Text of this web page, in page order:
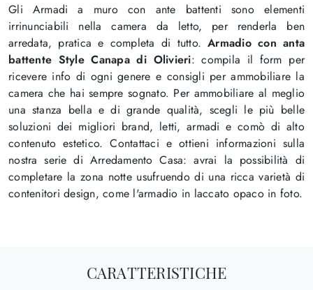
Gli Armadi a muro con ante battenti sono elementi
irrinunciabili nella camera da letto, per renderla ben
arredata, pratica e completa di tutto.Armadio con anta
battente Style Canapa di Olivieri: compila il form per
ricevere info di ogni genere e consigli per ammobiliare la
camera che hai sempre sognato. Per ammobiliare al meglio
una stanza bella e di grande qualità, scegli le più belle
soluzioni dei migliori brand, letti, armadi e comò di alto
contenuto estetico. Contattaci e ottieni informazioni sulla
nostra serie di Arredamento Casa: avrai la possibilità di
completare la zona notte usufruendo di una ricca varietà di
contenitori design, come l'armadio in laccato opaco in foto.
CARATTERISTICHE